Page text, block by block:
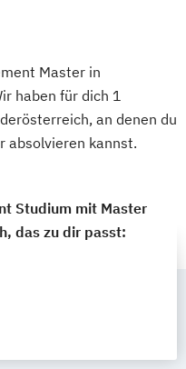
Master in
haben für dich 1
an denen du
absolvieren kannst.
Studium mit Master
das zu dir passt: